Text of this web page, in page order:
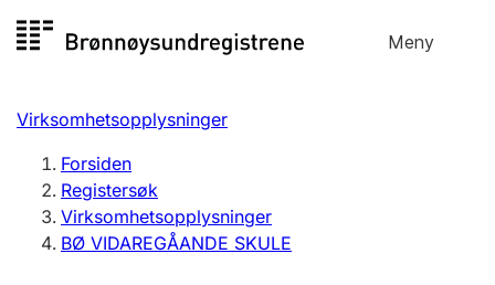
til
Meny
Registersøk
Aksjeselskap
Enkeltpersonforetak
Registrere, endre, slette
Virksomhetsopplysninger
Forsiden
Registersøk
Virksomhetsopplysninger
BØ VIDAREGÅANDE SKULE